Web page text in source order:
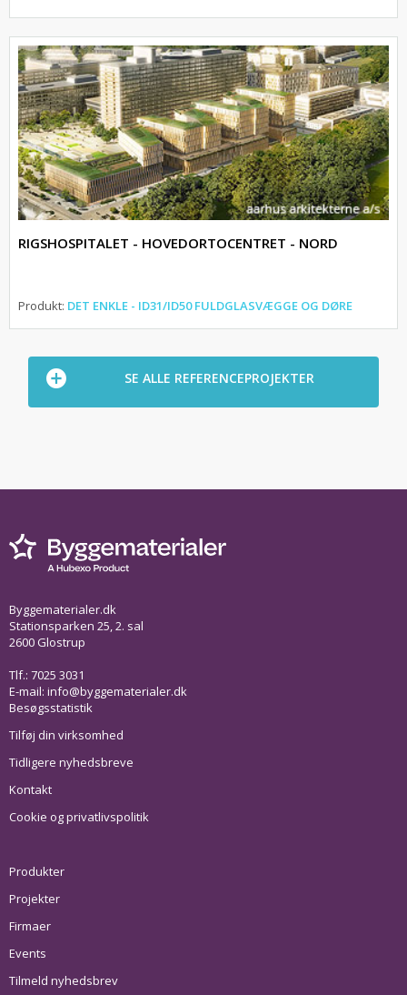
RIGSHOSPITALET - HOVEDORTOCENTRET - NORD
Produkt: DET ENKLE - ID31/ID50 FULDGLASVÆGGE OG DØRE
SE ALLE REFERENCEPROJEKTER
Byggematerialer.dk
Stationsparken 25, 2. sal
2600 Glostrup
Tlf.: 7025 3031
E-mail: info@byggematerialer.dk
Besøgsstatistik
Tilføj din virksomhed
Tidligere nyhedsbreve
Kontakt
Cookie og privatlivspolitik
Produkter
Projekter
Firmaer
Events
Tilmeld nyhedsbrev